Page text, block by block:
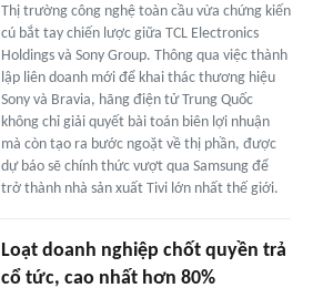
Thị trường công nghệ toàn cầu vừa chứng kiến
cú bắt tay chiến lược giữa TCL Electronics
Holdings và Sony Group. Thông qua việc thành
lập liên doanh mới để khai thác thương hiệu
Sony và Bravia, hãng điện tử Trung Quốc
không chỉ giải quyết bài toán biên lợi nhuận
mà còn tạo ra bước ngoặt về thị phần, được
dự báo sẽ chính thức vượt qua Samsung để
trở thành nhà sản xuất Tivi lớn nhất thế giới.
Loạt doanh nghiệp chốt quyền trả
cổ tức, cao nhất hơn 80%